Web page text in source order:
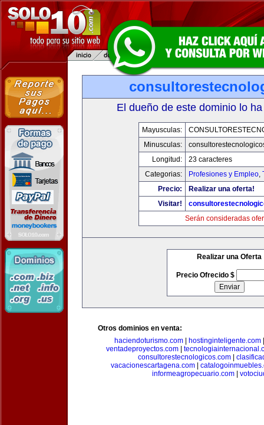
El dueño de este dominio lo
Mayusculas:
Minusculas:
Longitud:
23 caracteres
Categorias:
Profesiones y Empleo,
Precio:
Realizar una oferta!
Visitar!
Serán consideradas
Realizar una Oferta
Precio Ofrecido $
Otros dominios en venta:
haciendoturismo.com
hostinginteligente.com
ventadeproyectos.com|
consultorestecnologicos.com
vacacionescartagena.com
informeagropecuario.com